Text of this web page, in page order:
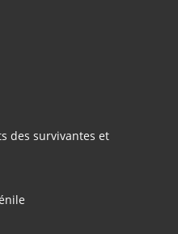
des survivantes et